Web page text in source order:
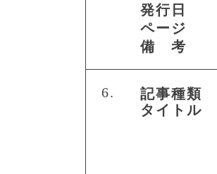
発行日
ページ
備 考
6.
記事種類
タイトル